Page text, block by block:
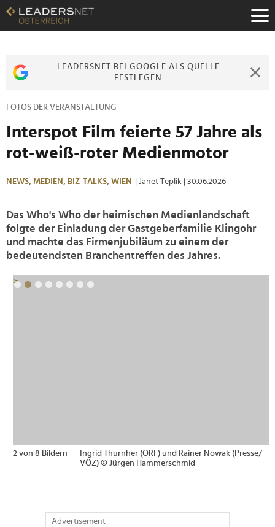
Zum
Inhalt
Zur
Zur
LEADERSNET BEI GOOGLE ALS QUELLE
FESTLEGEN
FOTOS DER VERANSTALTUNG
Interspot Film feierte 57 Jahre als
rot-weiß-roter Medienmotor
NEWS, MEDIEN, BIZ-TALKS, WIEN | Janet Teplik | 30.06.2026
Das Who's Who der heimischen Medienlandschaft
folgte der Einladung der Gastgeberfamilie Klingohr
und machte das Firmenjubiläum zu einem der
bedeutendsten Branchentreffen des Jahres.
2 von 8 Bildern
Ingrid Thurnher (ORF) und Rainer Nowak (Presse/
VÖZ) © Jürgen Hammerschmid
Advertisement